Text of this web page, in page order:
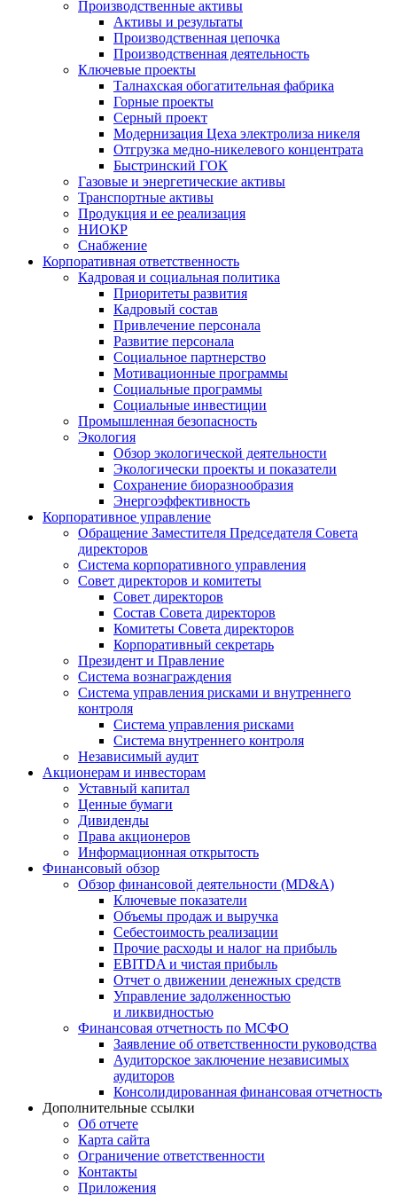
Производственные активы
Активы и результаты
Производственная цепочка
Производственная деятельность
Ключевые проекты
Талнахская обогатительная фабрика
Горные проекты
Серный проект
Модернизация Цеха электролиза никеля
Отгрузка медно-никелевого концентрата
Быстринский ГОК
Газовые и энергетические активы
Транспортные активы
Продукция и ее реализация
НИОКР
Снабжение
Корпоративная ответственность
Кадровая и социальная политика
Приоритеты развития
Кадровый состав
Привлечение персонала
Развитие персонала
Социальное партнерство
Мотивационные программы
Социальные программы
Социальные инвестиции
Промышленная безопасность
Экология
Обзор экологической деятельности
Экологически проекты и показатели
Сохранение биоразнообразия
Энергоэффективность
Корпоративное управление
Обращение Заместителя Председателя Совета
директоров
Система корпоративного управления
Совет директоров и комитеты
Совет директоров
Состав Совета директоров
Комитеты Совета директоров
Корпоративный секретарь
Президент и Правление
Система вознаграждения
Система управления рисками и внутреннего
контроля
Система управления рисками
Система внутреннего контроля
Независимый аудит
Акционерам и инвесторам
Уставный капитал
Ценные бумаги
Дивиденды
Права акционеров
Информационная открытость
Финансовый обзор
Обзор финансовой деятельности (MD&A)
Ключевые показатели
Объемы продаж и выручка
Себестоимость реализации
Прочие расходы и налог на прибыль
EBITDA и чистая прибыль
Отчет о движении денежных средств
Управление задолженностью
и ликвидностью
Финансовая отчетность по МСФО
Заявление об ответственности руководства
Аудиторское заключение независимых
аудиторов
Консолидированная финансовая отчетность
Дополнительные ссылки
Об отчете
Карта сайта
Ограничение ответственности
Контакты
Приложения